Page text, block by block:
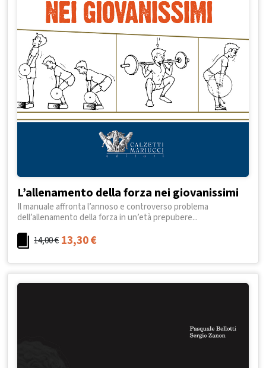
L’allenamento della forza nei giovanissimi
Il manuale affronta l’annoso e controverso problema
dell’allenamento della forza in un’età prepubere...
14,00€ 13,30€